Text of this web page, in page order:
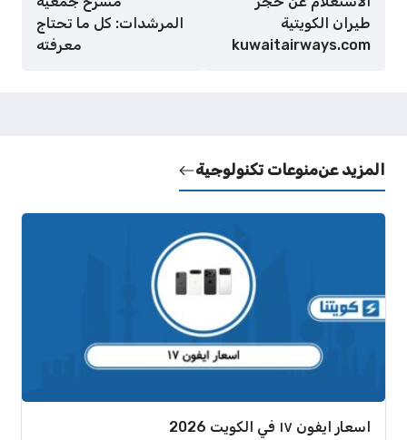
طيران الكويتية
kuwaitairways.com
المرشدات: كل ما تحتاج
معرفته
المزيد عنمنوعات تكنولوجية
اسعار ايفون ١٧ في الكويت 2026